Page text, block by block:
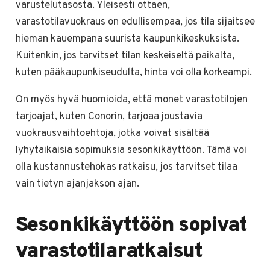
varustelutasosta. Yleisesti ottaen,
varastotilavuokraus on edullisempaa, jos tila sijaitsee
hieman kauempana suurista kaupunkikeskuksista.
Kuitenkin, jos tarvitset tilan keskeiseltä paikalta,
kuten pääkaupunkiseudulta, hinta voi olla korkeampi.
On myös hyvä huomioida, että monet varastotilojen
tarjoajat, kuten Conorin, tarjoaa joustavia
vuokrausvaihtoehtoja, jotka voivat sisältää
lyhytaikaisia sopimuksia sesonkikäyttöön. Tämä voi
olla kustannustehokas ratkaisu, jos tarvitset tilaa
vain tietyn ajanjakson ajan.
Sesonkikäyttöön sopivat
varastotilaratkaisut